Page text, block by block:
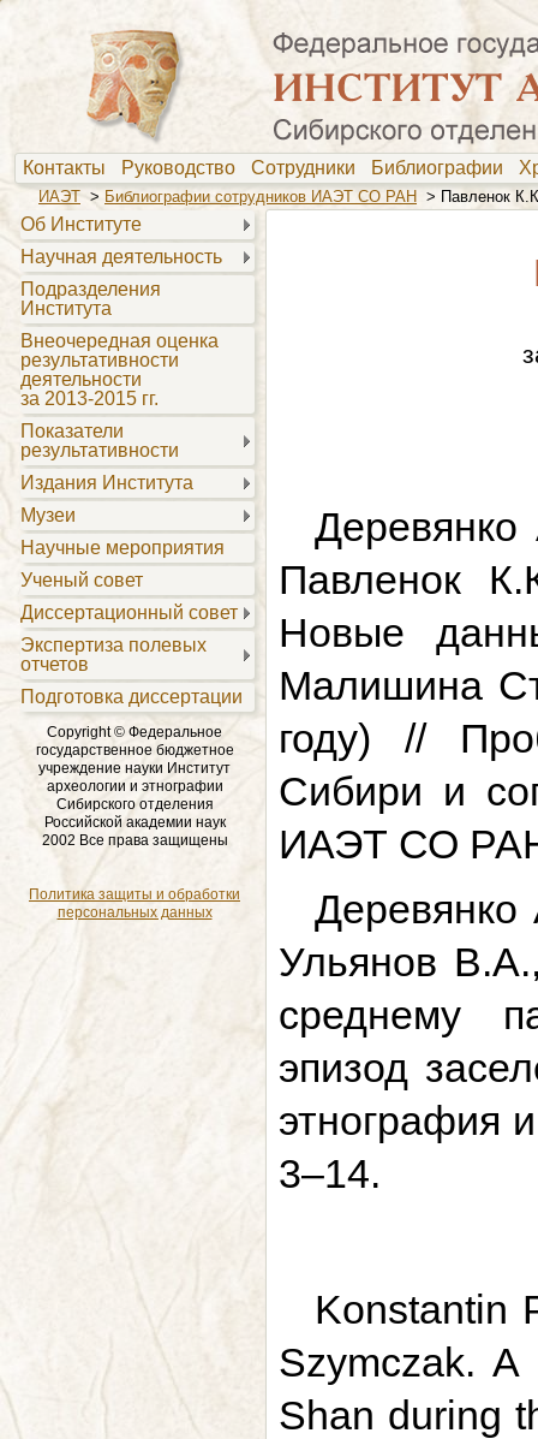
Контакты Руководство Сотрудники Библиографии
ИАЭТ > Библиографии сотрудников ИАЭТ СО РАН > Павленок
Об Институте
Научная деятельность
Подразделения
Института
Внеочередная оценка
результативности
деятельности
за 2013-2015 гг.
Показатели
результативности
Издания Института
Музеи
Научные мероприятия
Ученый совет
Диссертационный совет
Экспертиза полевых
отчетов
Подготовка диссертации
Copyright © Федеральное
государственное бюджетное
учреждение науки Институт
археологии и этнографии
Сибирского отделения
Российской академии наук
2002 Все права защищены
Политика защиты и обработки
персональных данных
Павленок
Новые
Малишина
году) //
Сибири и
ИАЭТ СО
Ульянов
среднему
эпизод
этнография
3–14.
Konstantin
Szymczak.
Shan during